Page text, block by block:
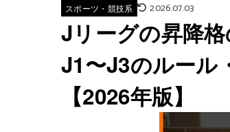
スポーツ・競技系 2026.07.03
Jリーグの昇降
J1〜J3のルール
【2026年版】